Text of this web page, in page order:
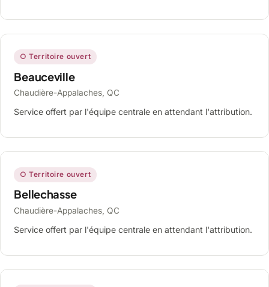
○ Territoire ouvert
Beauceville
Chaudière-Appalaches, QC
Service offert par l'équipe centrale en attendant l'attribution.
○ Territoire ouvert
Bellechasse
Chaudière-Appalaches, QC
Service offert par l'équipe centrale en attendant l'attribution.